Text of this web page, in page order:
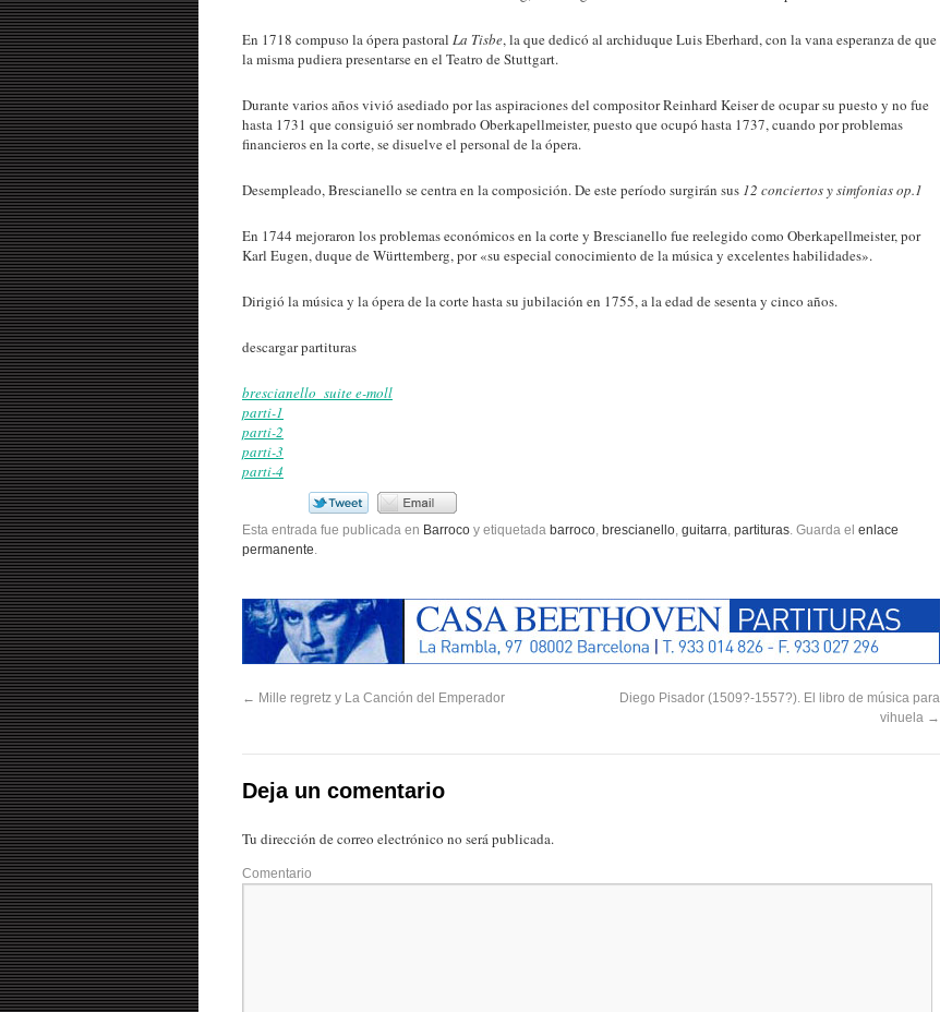
En 1718 compuso la ópera pastoral La Tisbe, la que dedicó al archiduque Luis Eberhard, con la vana esperanza de que
la misma pudiera presentarse en el Teatro de Stuttgart.
Durante varios años vivió asediado por las aspiraciones del compositor Reinhard Keiser de ocupar su puesto y no fue
hasta 1731 que consiguió ser nombrado Oberkapellmeister, puesto que ocupó hasta 1737, cuando por problemas
financieros en la corte, se disuelve el personal de la ópera.
Desempleado, Brescianello se centra en la composición. De este período surgirán sus 12 conciertos y simfonias op.1
En 1744 mejoraron los problemas económicos en la corte y Brescianello fue reelegido como Oberkapellmeister, por
Karl Eugen, duque de Württemberg, por «su especial conocimiento de la música y excelentes habilidades».
Dirigió la música y la ópera de la corte hasta su jubilación en 1755, a la edad de sesenta y cinco años.
descargar partituras
brescianello_suite e-moll
parti-1
parti-2
parti-3
parti-4
Esta entrada fue publicada en Barroco y etiquetada barroco brescianello guitarra partituras . Guarda el enlace
permanente
← Mille regretz y La Canción del Emperador
Diego Pisador (1509?-1557?). El libro de música para
vihuela →
Deja un comentario
Tu dirección de correo electrónico no será publicada.
Comentario